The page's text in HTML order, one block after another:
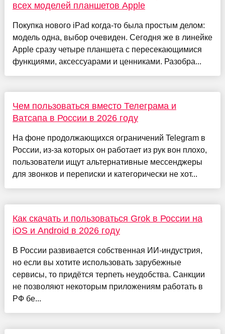
всех моделей планшетов Apple
Покупка нового iPad когда-то была простым делом:
модель одна, выбор очевиден. Сегодня же в линейке
Apple сразу четыре планшета с пересекающимися
функциями, аксессуарами и ценниками. Разобра...
Чем пользоваться вместо Телеграма и
Ватсапа в России в 2026 году
На фоне продолжающихся ограничений Telegram в
России, из-за которых он работает из рук вон плохо,
пользователи ищут альтернативные мессенджеры
для звонков и переписки и категорически не хот...
Как скачать и пользоваться Grok в России на
iOS и Android в 2026 году
В России развивается собственная ИИ-индустрия,
но если вы хотите использовать зарубежные
сервисы, то придётся терпеть неудобства. Санкции
не позволяют некоторым приложениям работать в
РФ бе...